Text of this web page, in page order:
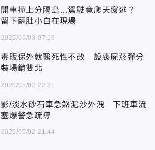
開車撞上分隔島…駕駛竟爬天窗逃？
留下翻肚小白在現場
2025/05/03 07:19
毒販保外就醫死性不改 設喪屍菸彈分
裝場銷雙北
2025/05/02 22:31
影/淡水砂石車急煞泥沙外洩 下班車流
塞爆警急疏導
2025/05/02 21:44